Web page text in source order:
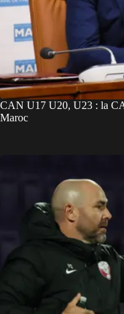
CAN U17 U20, U23 : la
Maroc